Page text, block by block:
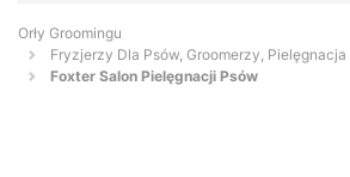
Orły Groomingu
Fryzjerzy Dla Psów, Groomerzy,
Foxter Salon Pielęgnacji Psów